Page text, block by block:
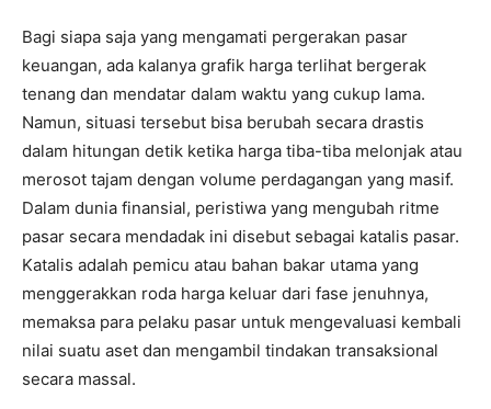
Bagi siapa saja yang mengamati pergerakan pasar
keuangan, ada kalanya grafik harga terlihat bergerak
tenang dan mendatar dalam waktu yang cukup lama.
Namun, situasi tersebut bisa berubah secara drastis
dalam hitungan detik ketika harga tiba-tiba melonjak atau
merosot tajam dengan volume perdagangan yang masif.
Dalam dunia finansial, peristiwa yang mengubah ritme
pasar secara mendadak ini disebut sebagai katalis pasar.
Katalis adalah pemicu atau bahan bakar utama yang
menggerakkan roda harga keluar dari fase jenuhnya,
memaksa para pelaku pasar untuk mengevaluasi kembali
nilai suatu aset dan mengambil tindakan transaksional
secara massal.